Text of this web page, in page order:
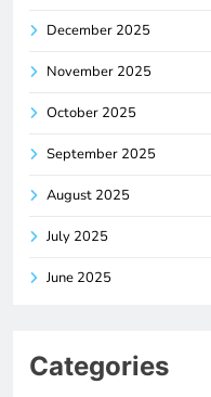
December 2025
November 2025
October 2025
September 2025
August 2025
July 2025
June 2025
Categories